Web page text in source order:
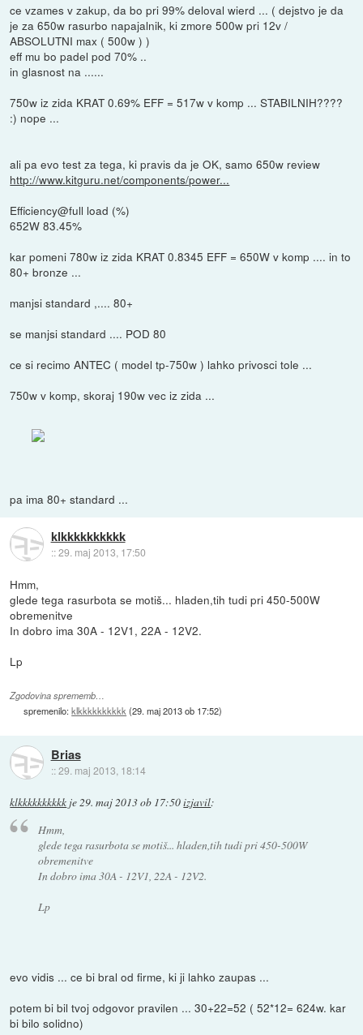
ce vzames v zakup, da bo pri 99% deloval wierd ... ( dejstvo je da
je za 650w rasurbo napajalnik, ki zmore 500w pri 12v /
ABSOLUTNI max ( 500w ) )
eff mu bo padel pod 70% ..
in glasnost na ......
750w iz zida KRAT 0.69% EFF = 517w v komp ... STABILNIH????
:) nope ...
ali pa evo test za tega, ki pravis da je OK, samo 650w review
http://www.kitguru.net/components/power...
Efficiency@full load (%)
652W 83.45%
kar pomeni 780w iz zida KRAT 0.8345 EFF = 650W v komp .... in to
80+ bronze ...
manjsi standard ,.... 80+
se manjsi standard .... POD 80
ce si recimo ANTEC ( model tp-750w ) lahko privosci tole ...
750w v komp, skoraj 190w vec iz zida ...
pa ima 80+ standard ...
klkkkkkkkkkk
::29. maj 2013, 17:50
Hmm,
glede tega rasurbota se motiš... hladen,tih tudi pri 450-500W
obremenitve
In dobro ima 30A - 12V1, 22A - 12V2.
Lp
Zgodovina sprememb…
spremenilo:klkkkkkkkkkk (29. maj 2013 ob 17:52)
Brias
::29. maj 2013, 18:14
klkkkkkkkkkk je29. maj 2013 ob 17:50izjavil:
Hmm,
glede tega rasurbota se motiš... hladen,tih tudi pri 450-500W
obremenitve
In dobro ima 30A - 12V1, 22A - 12V2.
Lp
evo vidis ... ce bi bral od firme, ki ji lahko zaupas ...
potem bi bil tvoj odgovor pravilen ... 30+22=52 ( 52*12= 624w. kar
bi bilo solidno)